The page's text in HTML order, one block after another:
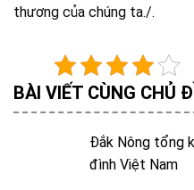
thương của chúng ta./.
BÀI VIẾT CÙNG CHỦ
Đắk Nông tổng
đình Việt Nam